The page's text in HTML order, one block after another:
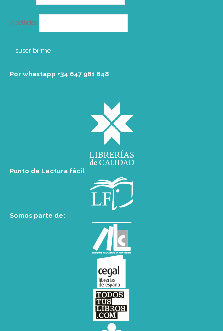
Apellidos
Por whastapp +34 ‭647 961 848‬
Punto de Lectura fácil
Somos parte de: